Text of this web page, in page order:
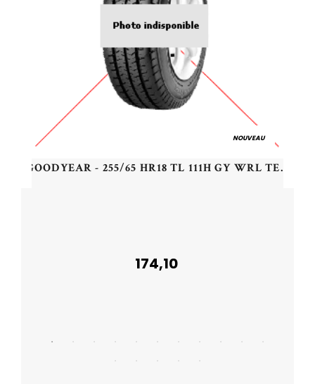
NOUVEAU
GOODYEAR - 255/65 HR18 TL 111H GY WRL TERRITORY AT/S RHD - 2556518 - ADB
174,10